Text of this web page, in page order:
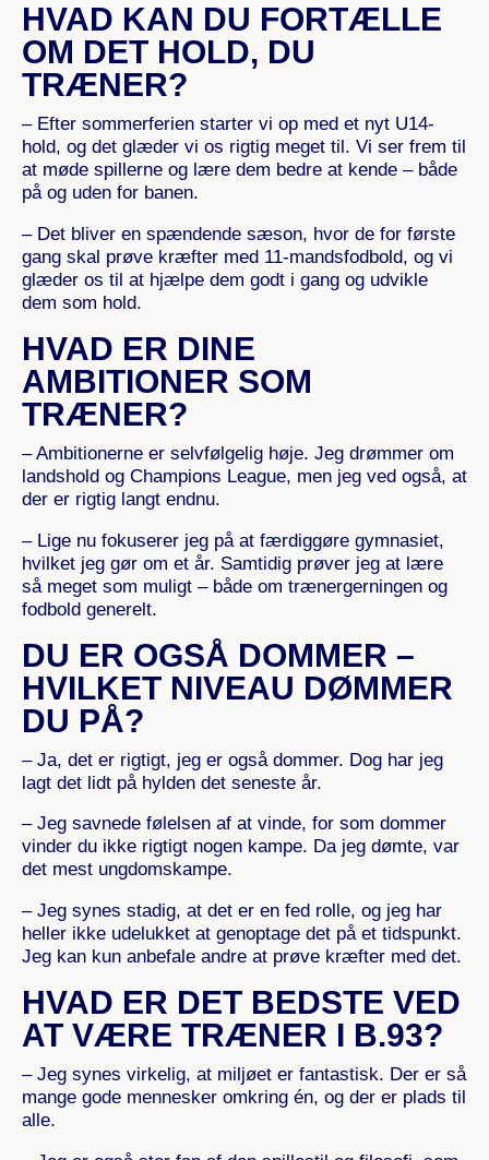
HVAD KAN DU FORTÆLLE
OM DET HOLD, DU
TRÆNER?
– Efter sommerferien starter vi op med et nyt U14-
hold, og det glæder vi os rigtig meget til. Vi ser frem til
at møde spillerne og lære dem bedre at kende – både
på og uden for banen.
– Det bliver en spændende sæson, hvor de for første
gang skal prøve kræfter med 11-mandsfodbold, og vi
glæder os til at hjælpe dem godt i gang og udvikle
dem som hold.
HVAD ER DINE
AMBITIONER SOM
TRÆNER?
– Ambitionerne er selvfølgelig høje. Jeg drømmer om
landshold og Champions League, men jeg ved også, at
der er rigtig langt endnu.
– Lige nu fokuserer jeg på at færdiggøre gymnasiet,
hvilket jeg gør om et år. Samtidig prøver jeg at lære
så meget som muligt – både om trænergerningen og
fodbold generelt.
DU ER OGSÅ DOMMER –
HVILKET NIVEAU DØMMER
DU PÅ?
– Ja, det er rigtigt, jeg er også dommer. Dog har jeg
lagt det lidt på hylden det seneste år.
– Jeg savnede følelsen af at vinde, for som dommer
vinder du ikke rigtigt nogen kampe. Da jeg dømte, var
det mest ungdomskampe.
– Jeg synes stadig, at det er en fed rolle, og jeg har
heller ikke udelukket at genoptage det på et tidspunkt.
Jeg kan kun anbefale andre at prøve kræfter med det.
HVAD ER DET BEDSTE VED
AT VÆRE TRÆNER I B.93?
– Jeg synes virkelig, at miljøet er fantastisk. Der er så
mange gode mennesker omkring én, og der er plads til
alle.